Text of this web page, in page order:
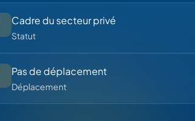
Cadre du secteur privé
Statut
Pas de déplacement
Déplacement